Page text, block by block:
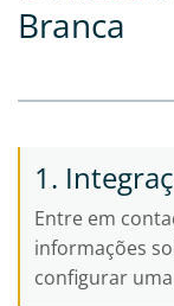
Branca
1.
Entre em
informações
configurar